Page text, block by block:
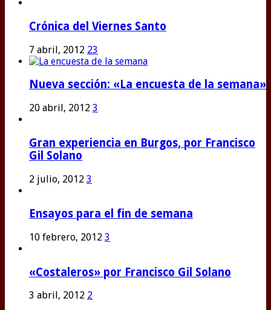
Crónica del Viernes Santo
7 abril, 2012 23
Nueva sección: «La encuesta de la semana»
20 abril, 2012 3
Gran experiencia en Burgos, por Francisco
Gil Solano
2 julio, 2012 3
Ensayos para el fin de semana
10 febrero, 2012 3
«Costaleros» por Francisco Gil Solano
3 abril, 2012 2